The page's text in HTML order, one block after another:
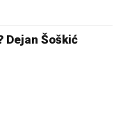
Dejan Šoškić